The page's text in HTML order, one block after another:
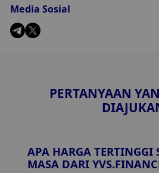
Media Sosial
PERTANYAAN
APA HARGA TERTINGGI
MASA DARI